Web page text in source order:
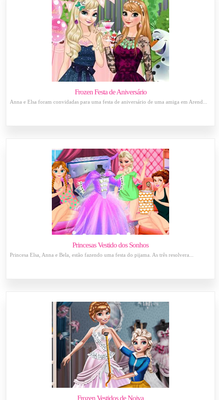
Frozen Festa de Aniversário
Anna e Elsa foram convidadas para uma festa de aniversário de uma amiga em Arend...
Princesas Vestido dos Sonhos
Princesa Elsa, Anna e Bela, estão fazendo uma festa do pijama. As três resolvera...
Frozen Vestidos de Noiva